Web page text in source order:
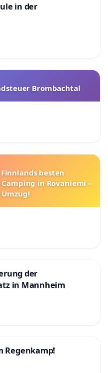
in der
Brombachtal
besten
in Rovaniemi –
Umzug!
der
in Mannheim
Regenkamp!